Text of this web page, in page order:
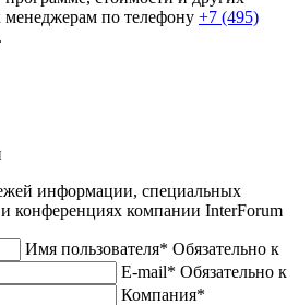
менеджерам по телефону +7 (495)
информации, специальных
конференциях компании InterForum
Имя пользователя* Обязательно к
E-mail* Обязательно к
Компания*